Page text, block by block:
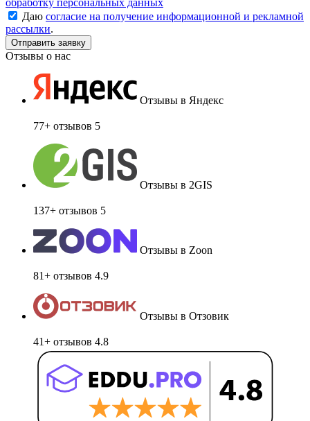
Даю согласие на получение информационной и рекламной
рассылки.
Отзывы о нас
Отзывы в Яндекс
77+ отзывов 5
Отзывы в 2GIS
137+ отзывов 5
Отзывы в Zoon
81+ отзывов 4.9
Отзывы в Отзовик
41+ отзывов 4.8